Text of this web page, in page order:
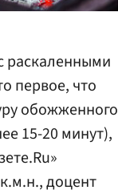
раскаленными
первое, что
обожженного
15-20 минут),
доцент